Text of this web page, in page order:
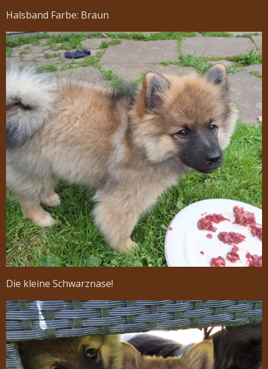
Halsband Farbe: Braun
Die kleine Schwarznase!